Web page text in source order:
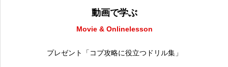
動画で学ぶ
Movie & Onlinelesson
プレゼント「コブ攻略に役立つドリル集」